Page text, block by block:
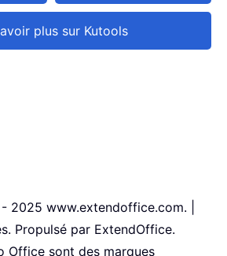
plus sur Kutools
www.extendoffice.com. |
Propulsé par ExtendOffice.
Office sont des marques